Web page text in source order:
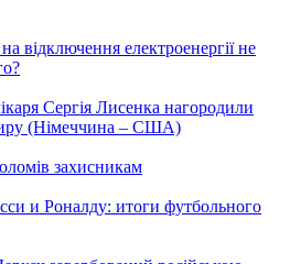
відключення електроенергії не
Сергія Лисенка нагородили
(Німеччина – США)
захисникам
и Роналду: итоги футбольного